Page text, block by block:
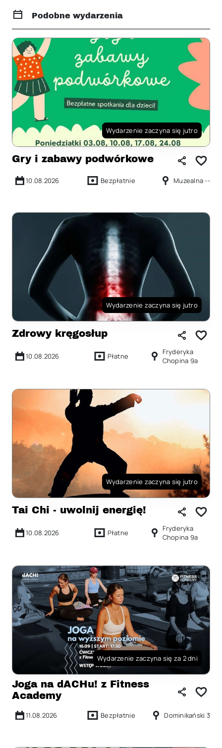
Podobne wydarzenia
Wydarzenie zaczyna się jutro
Gry i zabawy podwórkowe
10.08.2026 Bezpłatnie Muzealna --
Wydarzenie zaczyna się jutro
Zdrowy kręgosłup
10.08.2026 Płatne
Fryderyka
Chopina 9a
Wydarzenie zaczyna się jutro
Tai Chi - uwolnij energię!
10.08.2026 Płatne
Fryderyka
Chopina 9a
Wydarzenie zaczyna się za 2 dni
Joga na dACHu! z Fitness
Academy
11.08.2026 Bezpłatnie Dominikański 3